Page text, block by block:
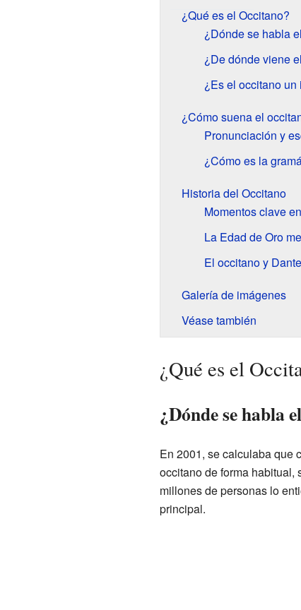
¿Qué es el Occitano?
¿Dónde se habla
¿De dónde viene
¿Es el occitano
¿Cómo suena el
Pronunciación y
¿Cómo es la
Historia del Occitano
Momentos clave
La Edad de Oro
El occitano y Dante
Galería de imágenes
Véase también
¿Qué es el
¿Dónde se habla
En 2001, se calculaba que
occitano de forma habitual,
millones de personas lo
principal.